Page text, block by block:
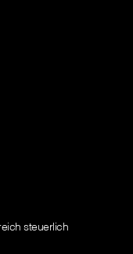
steuerlich